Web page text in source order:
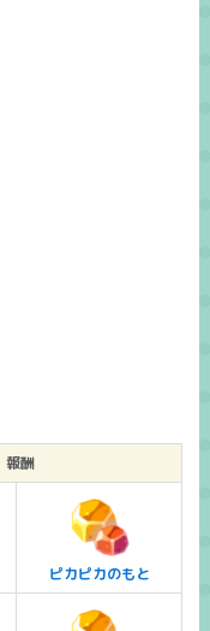
報酬
ピカピカのもと